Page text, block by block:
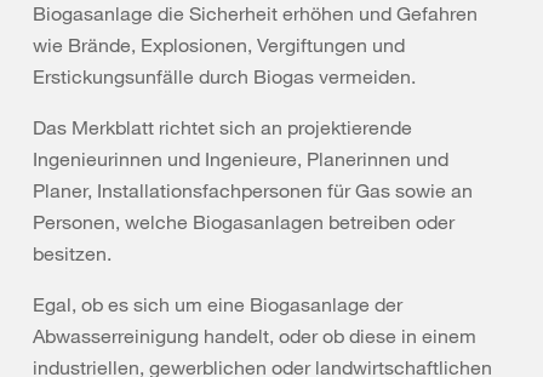
Biogasanlage die Sicherheit erhöhen und Gefahren
wie Brände, Explosionen, Vergiftungen und
Erstickungsunfälle durch Biogas vermeiden.
Das Merkblatt richtet sich an projektierende
Ingenieurinnen und Ingenieure, Planerinnen und
Planer, Installationsfachpersonen für Gas sowie an
Personen, welche Biogasanlagen betreiben oder
besitzen.
Egal, ob es sich um eine Biogasanlage der
Abwasserreinigung handelt, oder ob diese in einem
industriellen, gewerblichen oder landwirtschaftlichen